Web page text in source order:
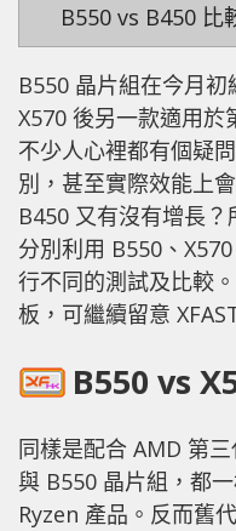
B550 vs B450 比
B550 晶片組在今月
X570 後另一款適用於
不少人心裡都有個疑
別，甚至實際效能上
B450 又有沒有增長？
分別利用 B550、
行不同的測試及比較
板，可繼續留意
B550 vs
同樣是配合 AMD 第
與 B550 晶片組，都
Ryzen 產品。反而舊